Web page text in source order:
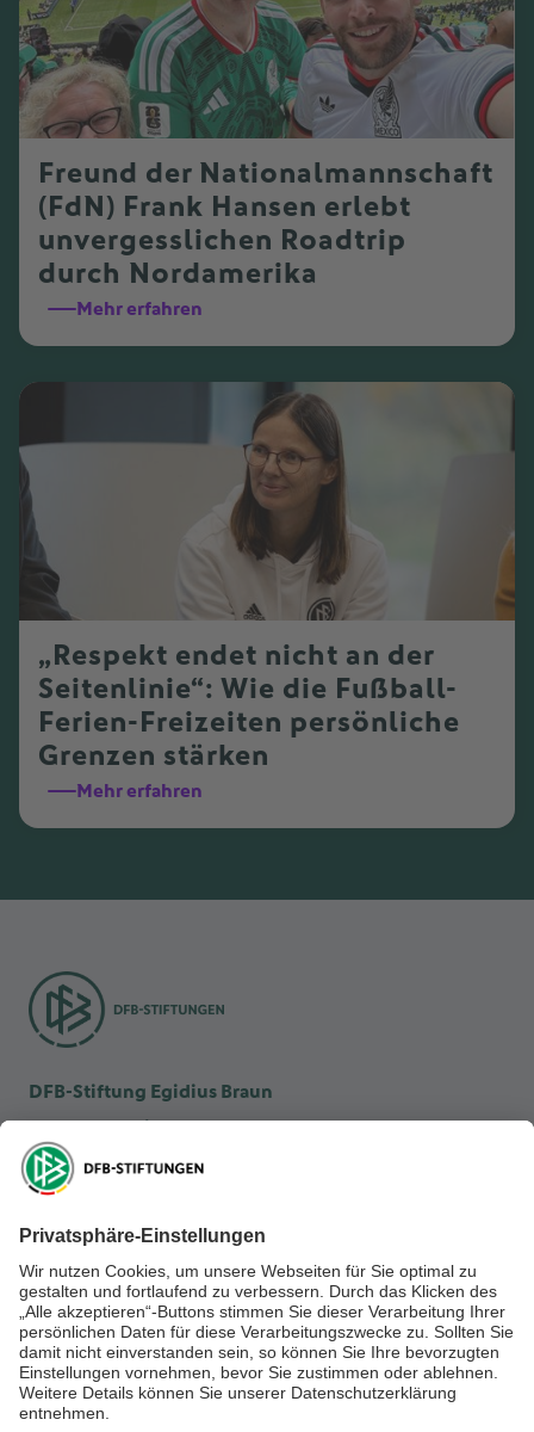
Freund der Nationalmannschaft
(FdN) Frank Hansen erlebt
unvergesslichen Roadtrip
durch Nordamerika
Mehr erfahren
„Respekt endet nicht an der
Seitenlinie“: Wie die Fußball-
Ferien-Freizeiten persönliche
Grenzen stärken
Mehr erfahren
DFB-Stiftung Egidius Braun
DFB-Stiftung Sepp Herberger
NEWSLETTER ABONNIEREN
Anmelden